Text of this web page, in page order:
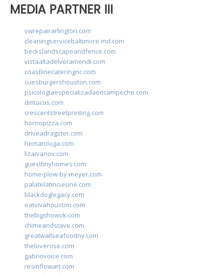
MEDIA PARTNER III
vwrepairarlington.com
cleaningservicebaltimore-md.com
beckslandscapeandfence.com
vistaaltadelveramendi.com
coastlinecateringnc.com
cuesburgershouston.com
psicologiaespecializadaencampeche.com
dmtacos.com
crescentstreetprinting.com
hornopizza.com
driveadragster.com
hematologa.com
lizaivanov.com
guesttinyhomes.com
home-plow-by-meyer.com
palatelatincuisine.com
blackdoglegacy.com
eatvivahouston.com
thebigshowok.com
chimeandstave.com
greatwallseafoodny.com
theloverose.com
gabriovoice.com
resinflowart.com